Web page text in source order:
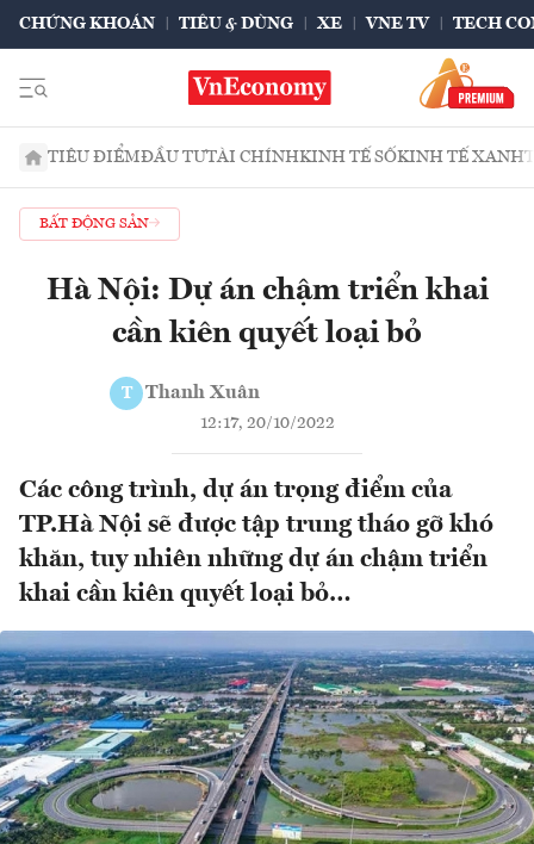
CHỨNG KHOÁN TIÊU & DÙNG XE VNE TV TECH
TIÊU ĐIỂMĐẦU TƯTÀI CHÍNHKINH TẾ SỐKINH TẾ XANH
BẤT ĐỘNG SẢN
Hà Nội: Dự án chậm triển khai
cần kiên quyết loại bỏ
T Thanh Xuân
12:17, 20/10/2022
Các công trình, dự án trọng điểm của
TP.Hà Nội sẽ được tập trung tháo gỡ khó
khăn, tuy nhiên những dự án chậm triển
khai cần kiên quyết loại bỏ…